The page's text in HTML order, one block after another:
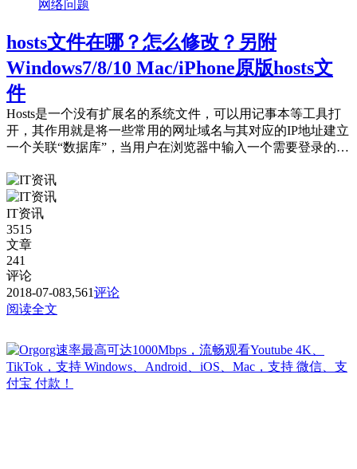
网络问题
hosts文件在哪？怎么修改？另附
Windows7/8/10 Mac/iPhone原版hosts文
件
Hosts是一个没有扩展名的系统文件，可以用记事本等工具打
开，其作用就是将一些常用的网址域名与其对应的IP地址建立
一个关联“数据库”，当用户在浏览器中输入一个需要登录的网
IT资讯
3515
文章
241
评论
2018-07-083,561评论
阅读全文